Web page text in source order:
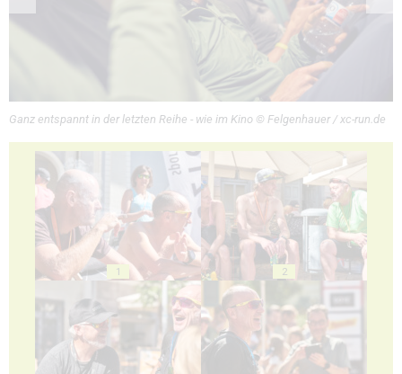
Ganz entspannt in der letzten Reihe - wie im Kino © Felgenhauer / xc-run.de
1 2